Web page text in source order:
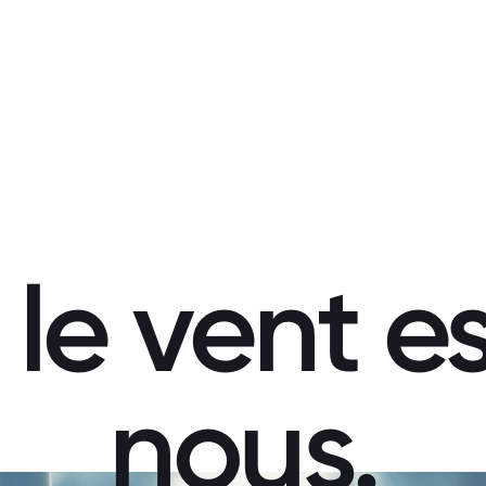
En chiffres
Bénéficiaires
Documents
vent
nous.